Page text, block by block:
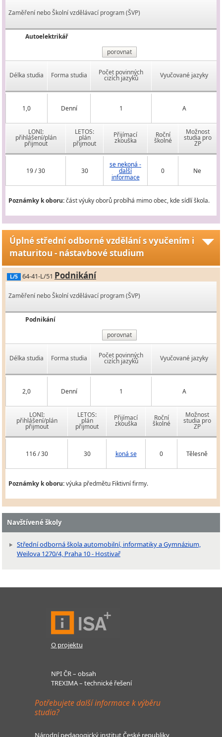
Zaměření nebo Školní vzdělávací program (ŠVP)
Autoelektrikář
porovnat
Délka studia Forma studia Počet povinných
cizích jazyků Vyučované jazyky
1,0 Denní 1 A
LONI:
přihlášení/plán
přijmout
LETOS:
plán
přijmout
Přijímací
zkouška
Roční
školné
Možnost
studia pro
ZP
19 / 30 30
se nekoná -
další
informace
0 Ne
Poznámky k oboru:část výuky oborů probíhá mimo obec, kde sídlí škola.
Úplné střední odborné vzdělání s vyučením i
maturitou - nástavbové studium
L/5 64-41-L/51 Podnikání
Zaměření nebo Školní vzdělávací program (ŠVP)
Podnikání
porovnat
Délka studia Forma studia Počet povinných
cizích jazyků Vyučované jazyky
2,0 Denní 1 A
LONI:
přihlášení/plán
přijmout
LETOS:
plán
přijmout
Přijímací
zkouška
Roční
školné
Možnost
studia pro
ZP
116 / 30 30 koná se 0 Tělesně
Poznámky k oboru:výuka předmětu Fiktivní firmy.
Navštívené školy
Střední odborná škola automobilní, informatiky a Gymnázium,
Weilova 1270/4, Praha 10 - Hostivař
O projektu
NPI ČR – obsah
TREXIMA – technické řešení
Potřebujete další informace k výběru
studia?
Národní pedagogický institut České republiky